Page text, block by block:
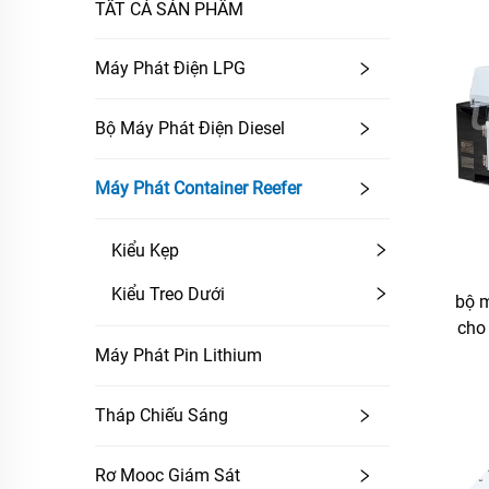
TẤT CẢ SẢN PHẨM
Máy Phát Điện LPG
Bộ Máy Phát Điện Diesel
Máy Phát Container Reefer
Kiểu Kẹp
Kiểu Treo Dưới
Máy Phát Pin Lithium
Tháp Chiếu Sáng
Rơ Mooc Giám Sát
bộ